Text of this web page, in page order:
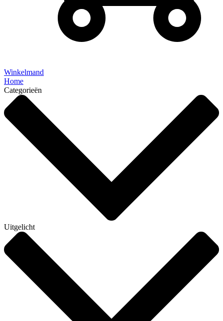
Winkelmand
Home
Categorieën
Uitgelicht